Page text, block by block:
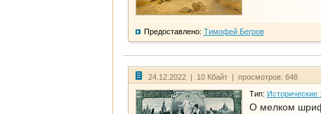
Предоставлено: Тимофей Бегров
24.12.2022 | 10 Кбайт | просмотров: 648
Тип:
О мелком